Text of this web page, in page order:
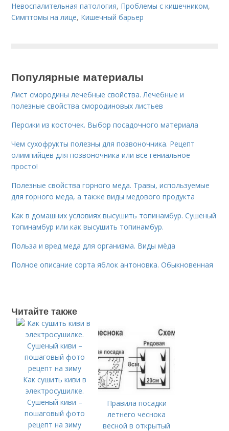
Невоспалительная патология, Проблемы с кишечником,
Симптомы на лице, Кишечный барьер
Популярные материалы
Лист смородины лечебные свойства. Лечебные и
полезные свойства смородиновых листьев
Персики из косточек. Выбор посадочного материала
Чем сухофрукты полезны для позвоночника. Рецепт
олимпийцев для позвоночника или все гениальное
просто!
Полезные свойства горного меда. Травы, используемые
для горного меда, а также виды медового продукта
Как в домашних условиях высушить топинамбур. Сушеный
топинамбур или как высушить топинамбур.
Польза и вред меда для организма. Виды мёда
Полное описание сорта яблок антоновка. Обыкновенная
Читайте также
Как сушить киви в
электросушилке.
Сушеный киви –
пошаговый фото
рецепт на зиму
Правила посадки
летнего чеснока
весной в открытый